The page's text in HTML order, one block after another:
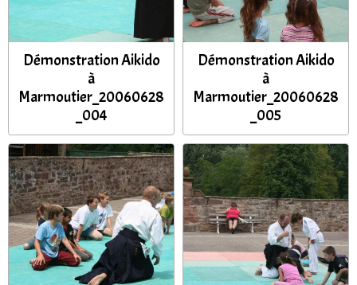
Démonstration Aikido
à
Marmoutier_20060628
_004
Démonstration Aikido
à
Marmoutier_20060628
_005